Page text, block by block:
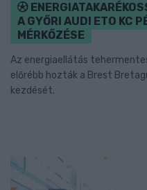
A GYŐRI AUDI ETO KC
MÉRKŐZÉSE
Az energiaellátás
előrébb hozták a Brest
kezdését.